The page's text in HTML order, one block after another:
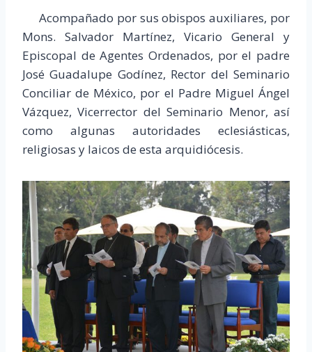
Acompañado por sus obispos auxiliares, por
Mons. Salvador Martínez, Vicario General y
Episcopal de Agentes Ordenados, por el padre
José Guadalupe Godínez, Rector del Seminario
Conciliar de México, por el Padre Miguel Ángel
Vázquez, Vicerrector del Seminario Menor, así
como algunas autoridades eclesiásticas,
religiosas y laicos de esta arquidiócesis.